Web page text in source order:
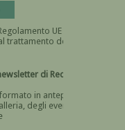
UE n.
Devi dare il consenso
di Recta
in anteprima
degli eventi